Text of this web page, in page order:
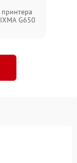
G650